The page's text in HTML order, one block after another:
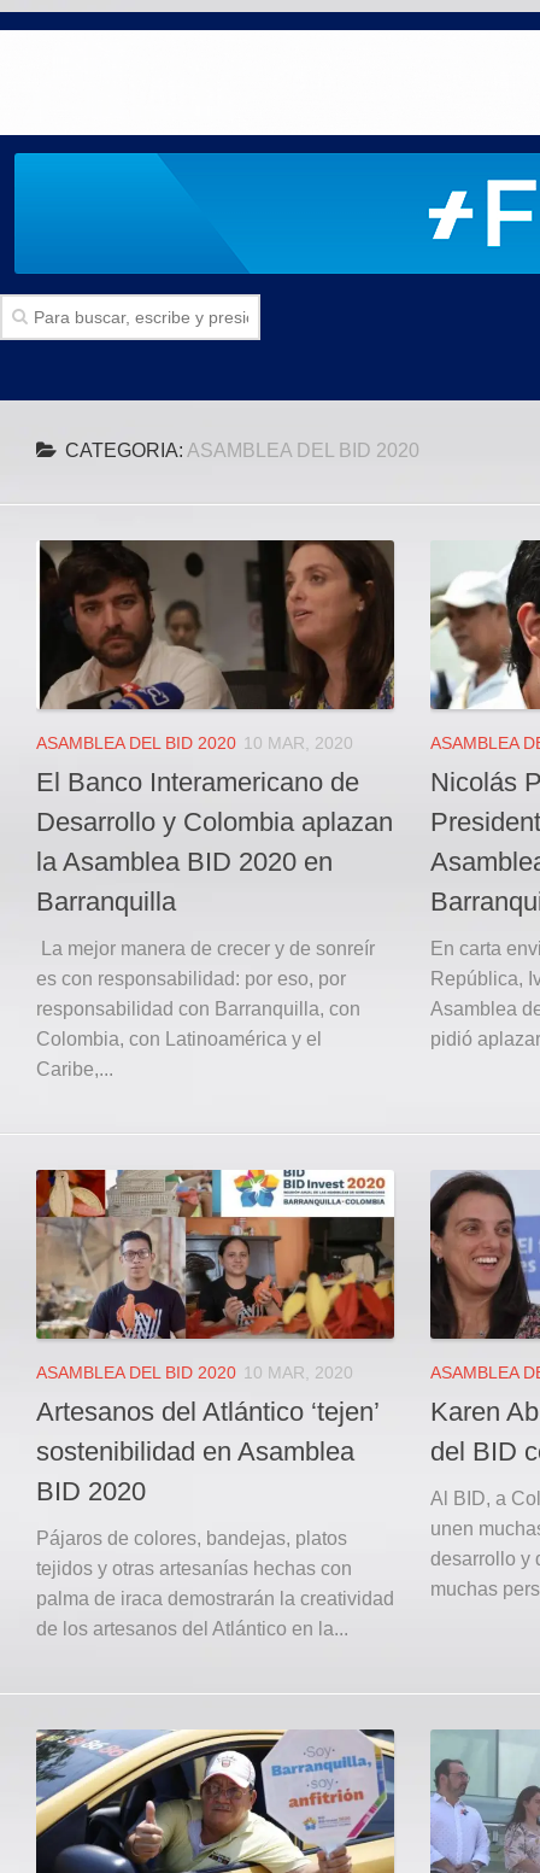
Politica
Local
Deportes
JUDICIAL
ÁREA METROPOLITANA
REGIONAL
DEPARTAMENTAL
Internacional
OPINIÓN
Contactenos
facebook
Twitter
Instagram
Registro ISSN: 2711-3299
CATEGORIA: ASAMBLEA DEL BID 2020
ASAMBLEA DEL BID 2020 10 MAR, 2020
El Banco Interamericano de
Desarrollo y Colombia aplazan
la Asamblea BID 2020 en
Barranquilla
La mejor manera de crecer y de sonreír
es con responsabilidad: por eso, por
responsabilidad con Barranquilla, con
Colombia, con Latinoamérica y el
Caribe,...
ASAMBLEA
Nicolás
En carta
República,
Asamblea
pidió
ASAMBLEA DEL BID 2020 10 MAR, 2020
Artesanos del Atlántico ‘tejen’
sostenibilidad en Asamblea
BID 2020
Pájaros de colores, bandejas, platos
tejidos y otras artesanías hechas con
palma de iraca demostrarán la creatividad
de los artesanos del Atlántico en la...
ASAMBLEA
Karen
del BID
Al BID, a
unen
desarrollo y
muchas